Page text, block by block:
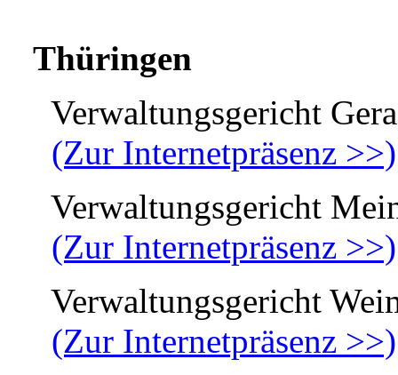
Thüringen
Verwaltungsgericht Gera
(Zur Internetpräsenz >>)
Verwaltungsgericht
(Zur Internetpräsenz >>)
Verwaltungsgericht
(Zur Internetpräsenz >>)